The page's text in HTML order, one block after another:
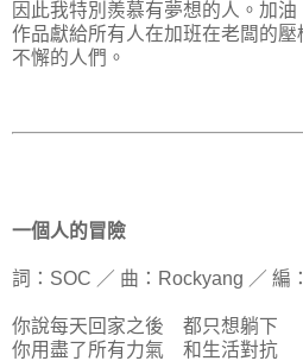
因此我特別羨慕有夢想的人。加
作品獻給所有人在加班在老闆的
不懈的人們。
一個人的冒險
詞：SOC ／ 曲：Rockyang ／ 編
你說每天回家之後 都只想躺下
你用盡了所有力氣 和生活對抗